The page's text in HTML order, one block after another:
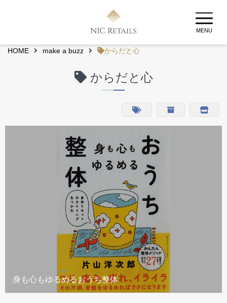
MENU
HOME make a buzz からだと心
からだと心
身も心もゆるめるおうち整体